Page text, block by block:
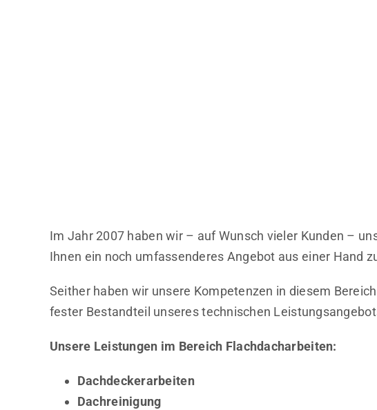
Im Jahr 2007 haben wir – auf Wunsch vieler Kunden –
Ihnen ein noch umfassenderes Angebot aus einer Hand
Seither haben wir unsere Kompetenzen in diesem
fester Bestandteil unseres technischen
Unsere Leistungen im Bereich Flachdacharbeiten:
Dachdeckerarbeiten
Dachreinigung